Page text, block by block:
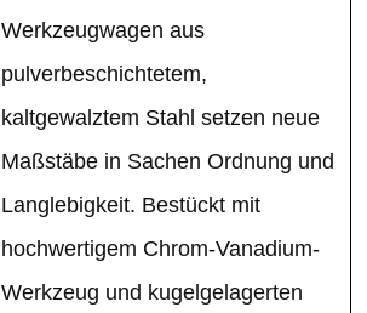
Werkzeugwagen aus
pulverbeschichtetem,
kaltgewalztem Stahl setzen neue
Maßstäbe in Sachen Ordnung und
Langlebigkeit. Bestückt mit
hochwertigem Chrom-Vanadium-
Werkzeug und kugelgelagerten